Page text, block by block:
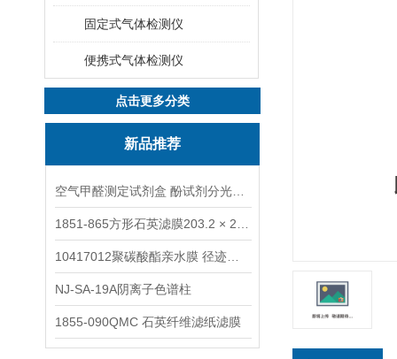
固定式气体检测仪
便携式气体检测仪
点击更多分类
新品推荐
NJ-SA-19A阴离子色谱柱
1855-090QMC 石英纤维滤纸滤膜